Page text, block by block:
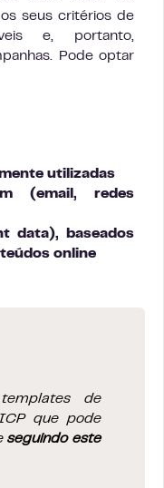
seus critérios de
e, portanto,
Pode optar
utilizadas
(email, redes
data), baseados
online
de
que pode
seguindo este